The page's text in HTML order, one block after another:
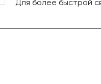
Для более быстрой